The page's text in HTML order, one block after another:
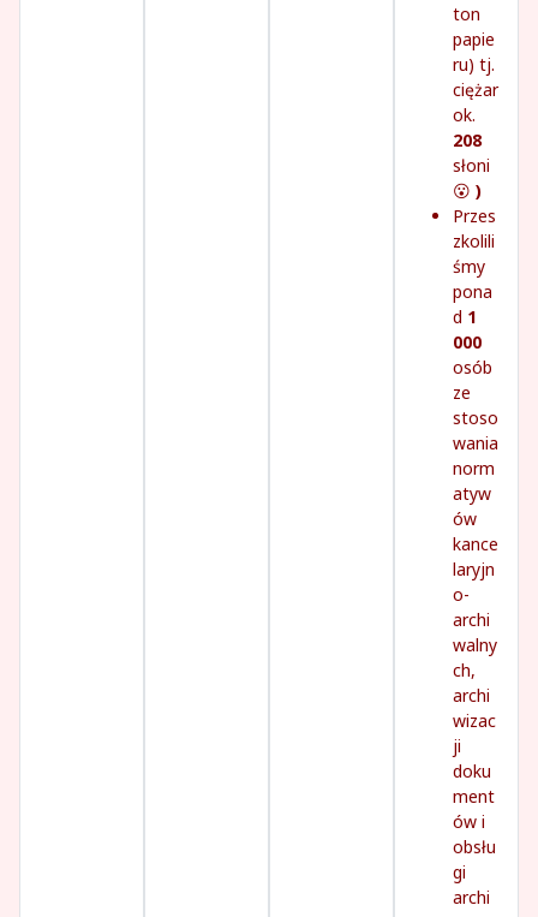
ton
papie
ru) tj.
ciężar
ok.
208
słoni
😮 )
Przes
zkolili
śmy
pona
d 1
000
osób
ze
stoso
wania
norm
atyw
ów
kance
laryjn
o-
archi
walny
ch,
archi
wizac
ji
doku
ment
ów i
obsłu
gi
archi